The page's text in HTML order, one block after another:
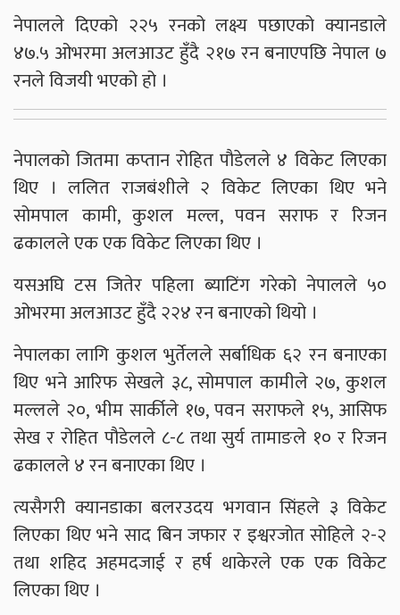
नेपालले दिएको २२५ रनको लक्ष्य पछाएको क्यानडाले
४७.५ ओभरमा अलआउट हुँदै २१७ रन बनाएपछि नेपाल ७
रनले विजयी भएको हो ।
नेपालको जितमा कप्तान रोहित पौडेलले ४ विकेट लिएका
थिए । ललित राजबंशीले २ विकेट लिएका थिए भने
सोमपाल कामी, कुशल मल्ल, पवन सराफ र रिजन
ढकालले एक एक विकेट लिएका थिए ।
यसअघि टस जितेर पहिला ब्याटिंग गरेको नेपालले ५०
ओभरमा अलआउट हुँदै २२४ रन बनाएको थियो ।
नेपालका लागि कुशल भुर्तेलले सर्बाधिक ६२ रन बनाएका
थिए भने आरिफ सेखले ३८, सोमपाल कामीले २७, कुशल
मल्लले २०, भीम सार्कीले १७, पवन सराफले १५, आसिफ
सेख र रोहित पौडेलले ८-८ तथा सुर्य तामाङले १० र रिजन
ढकालले ४ रन बनाएका थिए ।
त्यसैगरी क्यानडाका बलरउदय भगवान सिंहले ३ विकेट
लिएका थिए भने साद बिन जफार र इश्वरजोत सोहिले २-२
तथा शहिद अहमदजाई र हर्ष थाकेरले एक एक विकेट
लिएका थिए ।